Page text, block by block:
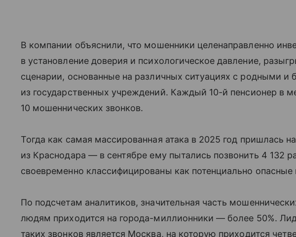
В компании объяснили, что мошенники целенаправленно
в установление доверия и психологическое давление,
сценарии, основанные на различных ситуациях с родными и
из государственных учреждений. Каждый 10-й пенсионер в
10 мошеннических звонков.
Тогда как самая массированная атака в 2025 год пришлась
из Краснодара — в сентябре ему пытались позвонить 4 132
своевременно классифицированы как потенциально
По подсчетам аналитиков, значительная часть
людям приходится на города-миллионники — более 50%.
таких звонков является Москва, на которую приходится